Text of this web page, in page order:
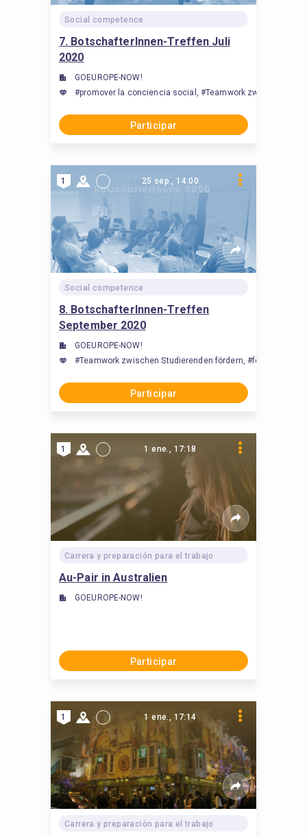
Social competence
7. BotschafterInnen-Treffen Juli
2020
GOEUROPE-NOW!
#promover la conciencia social, #Teamwork zwischen
Participar
1 25 sep., 14:00
Social competence
8. BotschafterInnen-Treffen
September 2020
GOEUROPE-NOW!
#Teamwork zwischen Studierenden fördern, #fomentar el
Participar
1 1 ene., 17:18
Carrera y preparación para el trabajo
Au-Pair in Australien
GOEUROPE-NOW!
Participar
1 1 ene., 17:14
Carrera y preparación para el trabajo